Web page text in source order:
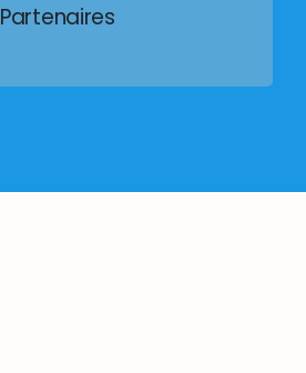
Partenaires